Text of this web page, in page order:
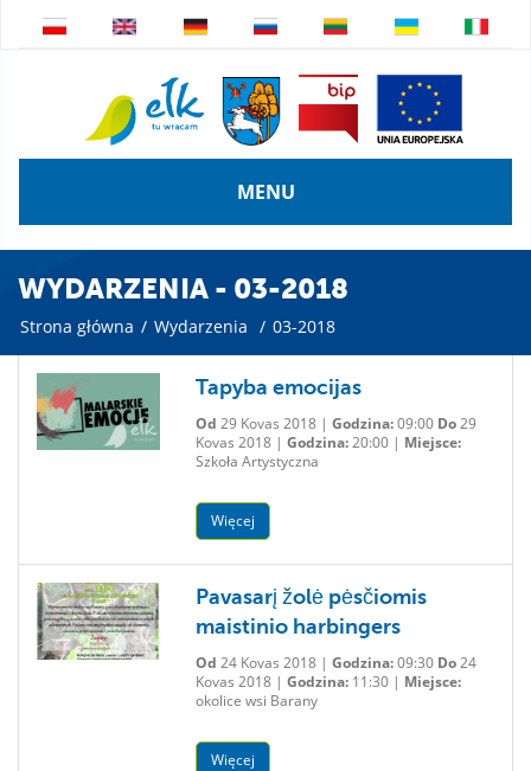
MENU
WYDARZENIA - 03-2018
Strona główna / Wydarzenia / 03-2018
Tapyba emocijas
Od 29 Kovas 2018 | Godzina:09:00 Do29
Kovas 2018 | Godzina:20:00 | Miejsce:
Szkoła Artystyczna
Więcej
Pavasarį žolė pėsčiomis
maistinio harbingers
Od 24 Kovas 2018 | Godzina:09:30 Do24
Kovas 2018 | Godzina:11:30 | Miejsce:
okolice wsi Barany
Więcej